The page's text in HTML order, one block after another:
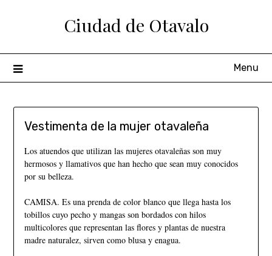
Ciudad de Otavalo
Menu
Vestimenta de la mujer otavaleña
Los atuendos que utilizan las mujeres otavaleñas son muy
hermosos y llamativos que han hecho que sean muy conocidos
por su belleza.
CAMISA. Es una prenda de color blanco que llega hasta los
tobillos cuyo pecho y mangas son bordados con hilos
multicolores que representan las flores y plantas de nuestra
madre naturalez, sirven como blusa y enagua.